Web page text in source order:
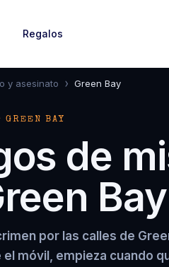
Regalos
y asesinato › Green Bay
GREEN BAY
de
Bay
por las calles de
móvil, empieza cuando